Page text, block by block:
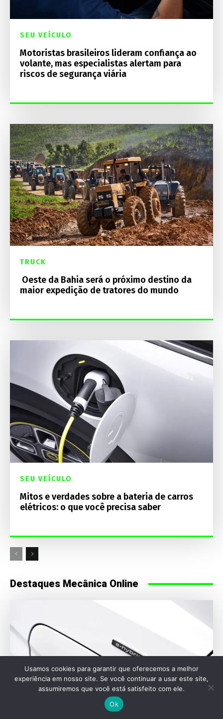
SEU VEÍCULO
Motoristas brasileiros lideram confiança ao
volante, mas especialistas alertam para
riscos de segurança viária
TRUCK
Oeste da Bahia será o próximo destino da
maior expedição de tratores do mundo
SEU VEÍCULO
Mitos e verdades sobre a bateria de carros
elétricos: o que você precisa saber
Destaques Mecânica Online
Usamos cookies para garantir que oferecemos a melhor
experiência em nosso site. Se você continuar a usar este site,
assumiremos que você está satisfeito com ele.
Ok